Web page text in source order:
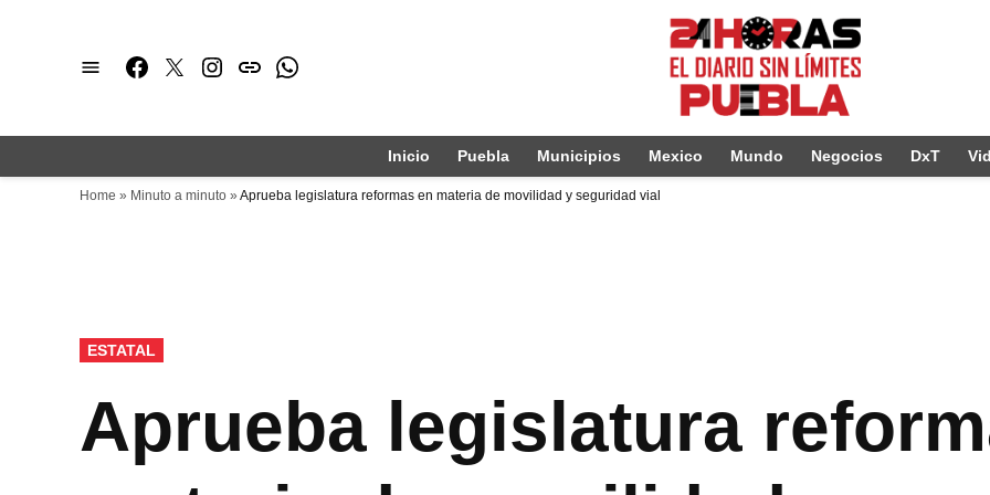
Facebook
TwitterInstagram
issuuWhatsapp
Inicio Puebla Municipios Mexico Mundo Negocios DxT
Home » Minuto a minuto » Aprueba legislatura reformas en materia de movilidad y seguridad vial
PUBLICADO
EN
ESTATAL
Aprueba legislatura